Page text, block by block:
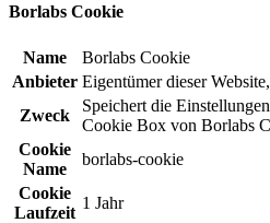
Borlabs Cookie
Name
Borlabs Cookie
Anbieter Eigentümer dieser Website,
Zweck
Speichert die
Cookie Box von Borlabs
Cookie
Name
borlabs-cookie
Cookie
Laufzeit
1 Jahr